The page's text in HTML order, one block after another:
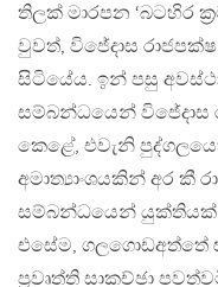
තිලක් මාරපන ‘බටහිර
වුවත්, විජේදාස
සිටියේය. ඉන් පසු
සම්බන්ධයෙන් විජේදාස
කෙළේ, එවැනි
අමාත්‍යාංශයකින් අර කී
සම්බන්ධයෙන් යුක්තියක්
එසේම, ගලගොඩඅත්තේ
ප‍්‍රවෘත්ති සාකච්ඡා